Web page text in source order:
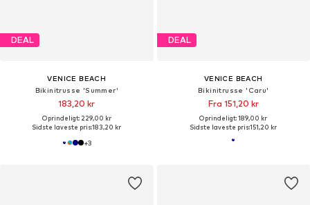
DEAL
VENICE BEACH
Bikinitrusse 'Summer'
183,20 kr
Oprindeligt: 229,00 kr
Sidste laveste pris:183,20 kr
+3
DEAL
VENICE BEACH
Bikinitrusse 'Caru'
Fra 151,20 kr
Oprindeligt: 189,00 kr
Sidste laveste pris:151,20 kr